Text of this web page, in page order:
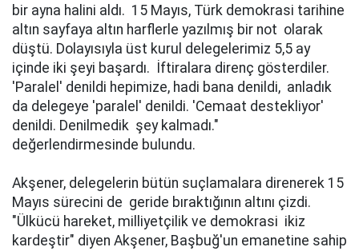
bir ayna halini aldı. 15 Mayıs, Türk demokrasi tarihine
altın sayfaya altın harflerle yazılmış bir not olarak
düştü. Dolayısıyla üst kurul delegelerimiz 5,5 ay
içinde iki şeyi başardı. İftiralara direnç gösterdiler.
'Paralel' denildi hepimize, hadi bana denildi, anladık
da delegeye 'paralel' denildi. 'Cemaat destekliyor'
denildi. Denilmedik şey kalmadı."
değerlendirmesinde bulundu.
Akşener, delegelerin bütün suçlamalara direnerek 15
Mayıs sürecini de geride bıraktığının altını çizdi.
"Ülkücü hareket, milliyetçilik ve demokrasi ikiz
kardeştir" diyen Akşener, Başbuğ'un emanetine sahip